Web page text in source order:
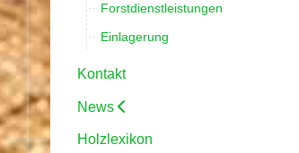
Forstdienstleistungen
Einlagerung
Kontakt
News
Holzlexikon